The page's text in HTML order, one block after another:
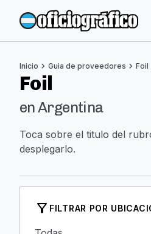
Inicio chevron_right Guia de proveedores chevron_right Foil
Foil
en Argentina
Toca sobre el titulo del
desplegarlo.
filter_alt FILTRAR POR